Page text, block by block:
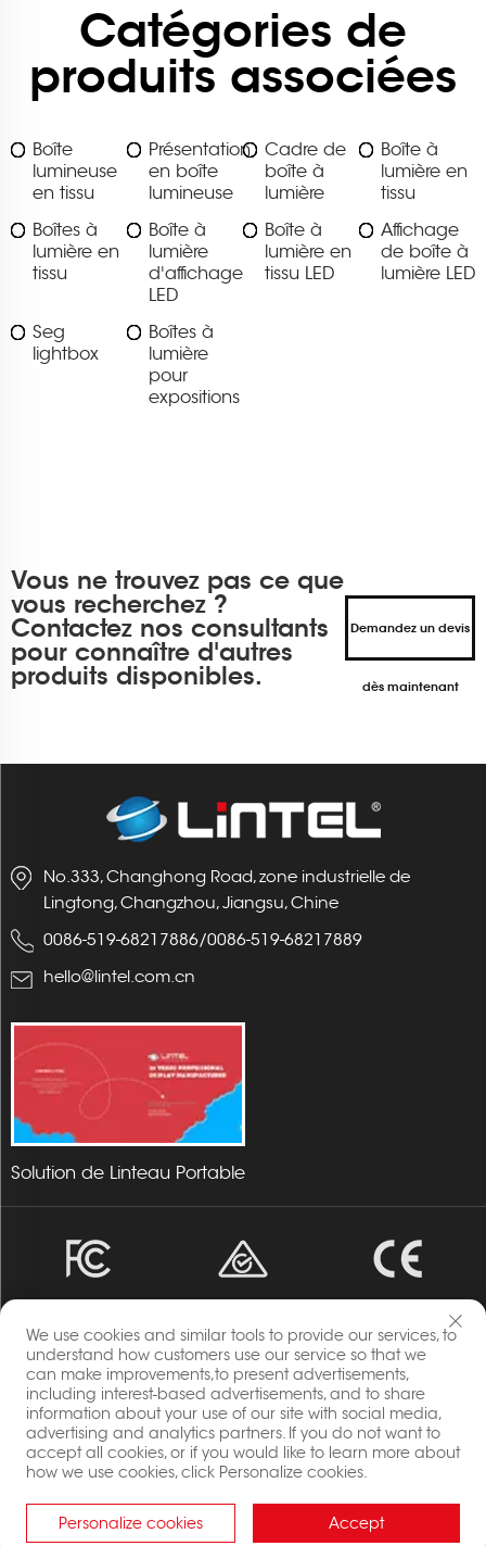
Catégories de
produits associées
Boîte
lumineuse
en tissu
Présentation
en boîte
lumineuse
Cadre de
boîte à
lumière
Boîte à
lumière en
tissu
Boîtes à
lumière en
tissu
Boîte à
lumière
d'affichage
LED
Boîte à
lumière en
tissu LED
Affichage
de boîte à
lumière LED
Seg
lightbox
Boîtes à
lumière
pour
expositions
Vous ne trouvez pas ce que
vous recherchez ?
Contactez nos consultants
pour connaître d'autres
produits disponibles.
Demandez un devis
dès maintenant
No.333, Changhong Road, zone industrielle de
Lingtong, Changzhou, Jiangsu, Chine
0086-519-68217886/0086-519-68217889
hello@lintel.com.cn
Solution de Linteau Portable
Copyright © 2023 Energia par Changzhou Lintel Display
Co., Ltd Tous droits réservés.
Politique de confidentialité
Blog
We use cookies and similar tools to provide our services, to
understand how customers use our service so that we
can make improvements,to present advertisements,
including interest-based advertisements, and to share
information about your use of our site with social media,
advertising and analytics partners. If you do not want to
accept all cookies, or if you would like to learn more about
how we use cookies, click Personalize cookies.
Personalize cookies Accept